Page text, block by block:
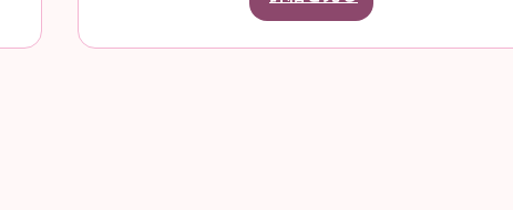
関する研修などは、事前に担当者から数日間行いま